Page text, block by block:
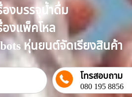
องบรรจุน้ำดื่ม
องแพ็คโหล
หุ่นยนต์จัดเรียงสินค้า
โทรสอบถาม
080 195 8856